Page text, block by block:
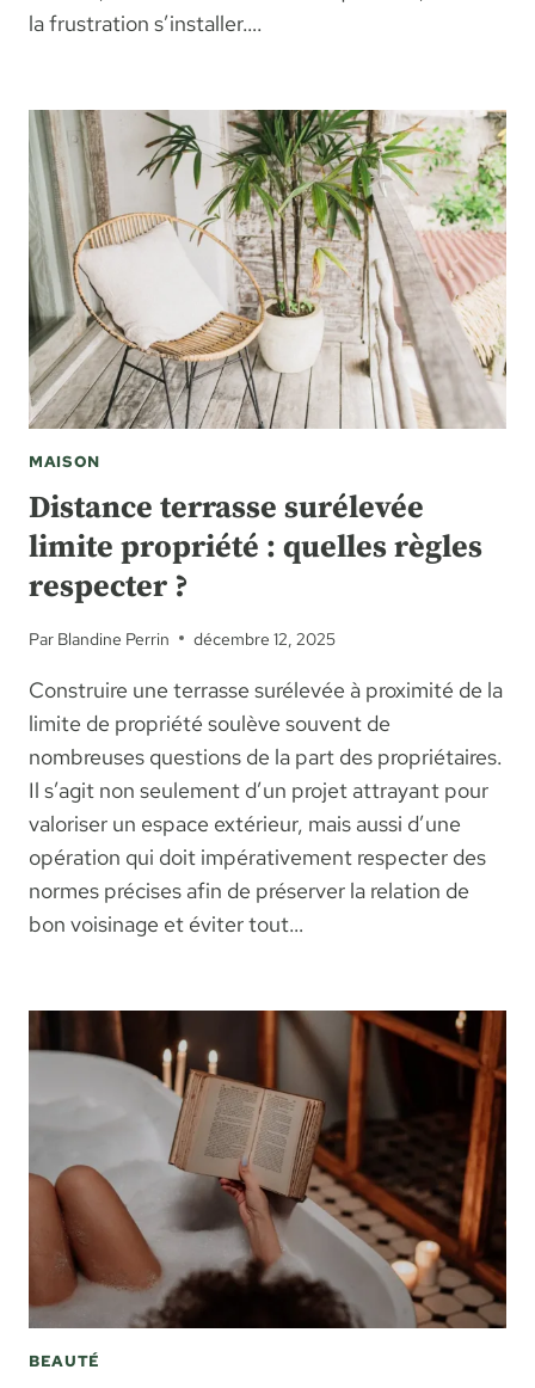
la frustration s’installer….
MAISON
Distance terrasse surélevée
limite propriété : quelles règles
respecter ?
Par Blandine Perrin décembre 12, 2025
Construire une terrasse surélevée à proximité de la
limite de propriété soulève souvent de
nombreuses questions de la part des propriétaires.
Il s’agit non seulement d’un projet attrayant pour
valoriser un espace extérieur, mais aussi d’une
opération qui doit impérativement respecter des
normes précises afin de préserver la relation de
bon voisinage et éviter tout…
BEAUTÉ